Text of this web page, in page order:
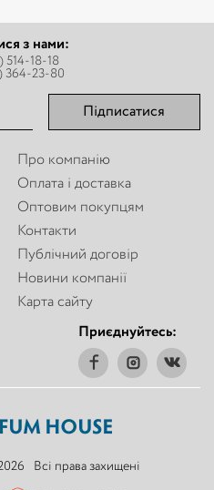
з нами:
514-18-18
364-23-80
Підписатися
Приєднуйтесь:
Про компанію
Оплата і доставка
Оптовим покупцям
Контакти
Публічний договір
Новини компанії
Карта сайту
Всі права захищені